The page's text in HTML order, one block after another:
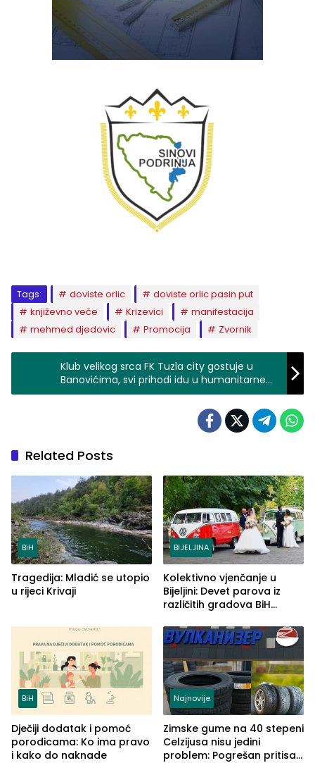
Tags: doviste orlic
doviste orlic pasin put
književno veče
Krizevici
manifestacija
mehmed djedovic
Promocija Zvornik
Klub velikog srca FK Tuzla city gostuje u
Banovićima, svi prihodi idu u humanitarne
svrhe
Related Posts
BiH
Tragedija: Mladić se utopio
u rijeci Krivaji
BIJELJINA
Kolektivno vjenčanje u
Bijeljini: Devet parova iz
različitih gradova BiH
BiH
Dječiji dodatak i pomoć
porodicama: Ko ima pravo
i kako do naknade
Najnovije
Zimske gume na 40 stepeni
Celzijusa nisu jedini
problem: Pogrešan pritisak